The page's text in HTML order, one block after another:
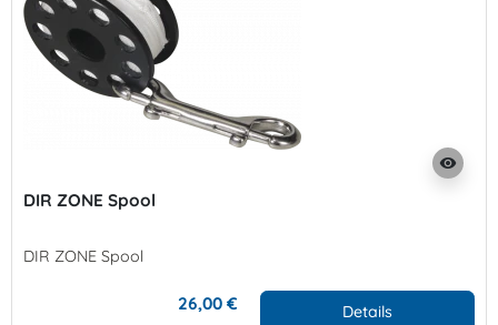
visibility
DIR ZONE Spool
DIR ZONE Spool
26,00 € Details